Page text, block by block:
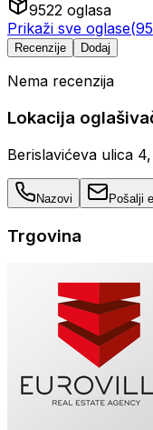
9522 oglasa
Prikaži sve oglase(
Recenzije Dodaj
Nema recenzija
Lokacija
Berislavićeva ulica
Nazovi Pošalji
Trgovina